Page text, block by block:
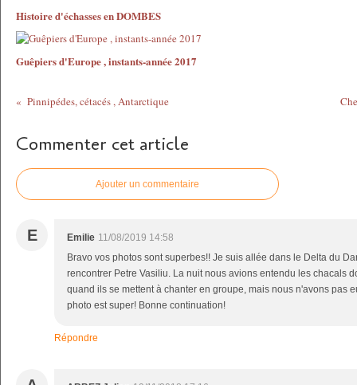
Histoire d'échasses en DOMBES
Guêpiers d'Europe , instants-année 2017
Pinnipédes, cétacés , Antarctique
Commenter cet article
Ajouter un commentaire
E Emilie 11/08/2019 14:58
Bravo vos photos sont superbes!! Je suis allée dans le Delta du
rencontrer Petre Vasiliu. La nuit nous avions entendu les chacals
quand ils se mettent à chanter en groupe, mais nous n'avons pas
photo est super! Bonne continuation!
Répondre